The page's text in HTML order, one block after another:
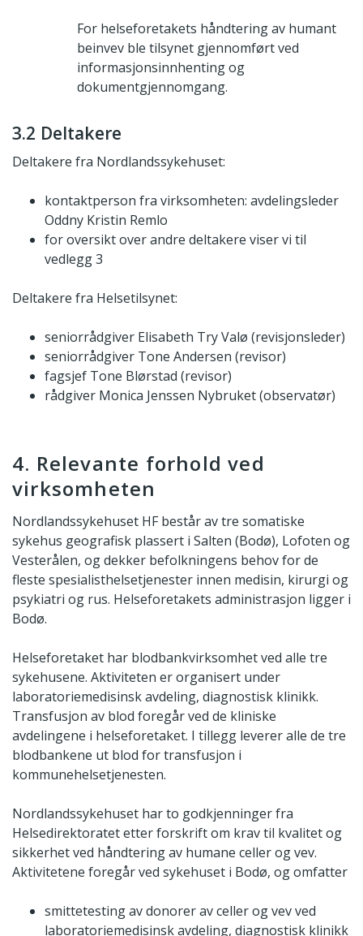
For helseforetakets håndtering av humant
beinvev ble tilsynet gjennomført ved
informasjonsinnhenting og
dokumentgjennomgang.
3.2 Deltakere
Deltakere fra Nordlandssykehuset:
kontaktperson fra virksomheten: avdelingsleder
Oddny Kristin Remlo
for oversikt over andre deltakere viser vi til
vedlegg 3
Deltakere fra Helsetilsynet:
seniorrådgiver Elisabeth Try Valø (revisjonsleder)
seniorrådgiver Tone Andersen (revisor)
fagsjef Tone Blørstad (revisor)
rådgiver Monica Jenssen Nybruket (observatør)
4. Relevante forhold ved
virksomheten
Nordlandssykehuset HF består av tre somatiske
sykehus geografisk plassert i Salten (Bodø), Lofoten og
Vesterålen, og dekker befolkningens behov for de
fleste spesialisthelsetjenester innen medisin, kirurgi og
psykiatri og rus. Helseforetakets administrasjon ligger i
Bodø.
Helseforetaket har blodbankvirksomhet ved alle tre
sykehusene. Aktiviteten er organisert under
laboratoriemedisinsk avdeling, diagnostisk klinikk.
Transfusjon av blod foregår ved de kliniske
avdelingene i helseforetaket. I tillegg leverer alle de tre
blodbankene ut blod for transfusjon i
kommunehelsetjenesten.
Nordlandssykehuset har to godkjenninger fra
Helsedirektoratet etter forskrift om krav til kvalitet og
sikkerhet ved håndtering av humane celler og vev.
Aktivitetene foregår ved sykehuset i Bodø, og omfatter
smittetesting av donorer av celler og vev ved
laboratoriemedisinsk avdeling, diagnostisk klinikk